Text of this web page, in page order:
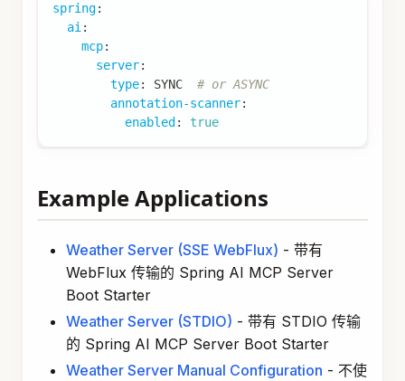
spring:
ai:
mcp:
server:
type: SYNC # or ASYNC
annotation-scanner:
enabled : true
Example Applications
Weather Server (SSE WebFlux) - 带有
WebFlux 传输的 Spring AI MCP Server
Boot Starter
Weather Server (STDIO) - 带有 STDIO 传输
的 Spring AI MCP Server Boot Starter
Weather Server Manual Configuration - 不使